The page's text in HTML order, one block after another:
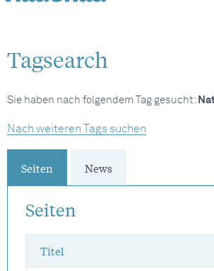
Tagsearch
Sie haben nach folgendem Tag gesucht:
Nach weiteren Tags suchen
Seiten News
Seiten
Titel